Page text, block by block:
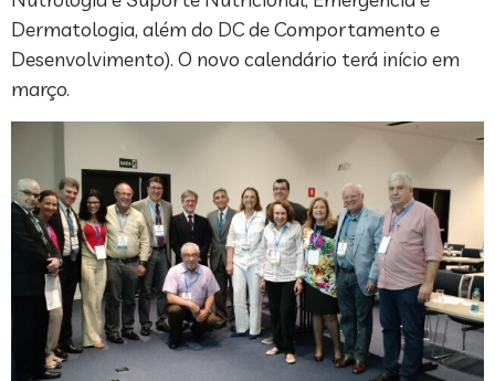
Dermatologia, além do DC de Comportamento e
Desenvolvimento). O novo calendário terá início em
março.